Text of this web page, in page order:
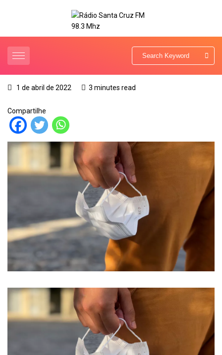
1 de abril de 2022 3 minutes read
Compartilhe